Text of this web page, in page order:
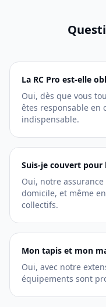
La RC Pro est-elle
Oui, dès que vous
êtes responsable en
indispensable.
Suis-je couvert pour
Oui, notre
domicile, et même
collectifs.
Mon tapis et mon
Oui, avec notre
équipements sont